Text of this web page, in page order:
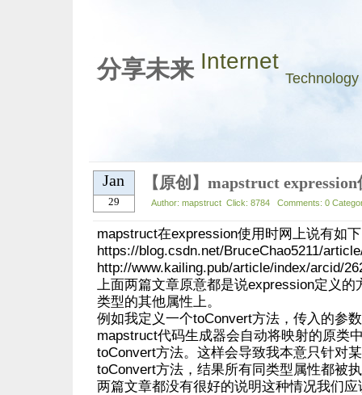
分享未来 Internet
Technology
Jan
29
【原创】mapstruct
Author: mapstruct Click: 8784 Comments: 0
mapstruct在expression使用时网上说有如
https://blog.csdn.net/BruceChao5211/
http://www.kailing.pub/article/index/arcid/
上面两篇文章原意都是说expression定义的
类型的其他属性上。
例如我定义一个toConvert方法，传入的参
mapstruct代码生成器会自动将映射的原类
toConvert方法。这样会导致我本意只针对
toConvert方法，结果所有同类型属性都被
两篇文章都没有很好的说明这种情况我们